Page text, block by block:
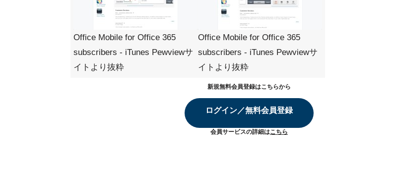
Office Mobile for Office 365
subscribers - iTunes Pewviewサ
イトより抜粋
Office Mobile for Office 365
subscribers - iTunes Pewviewサ
イトより抜粋
新規無料会員登録はこちらから
ログイン／無料会員登録
会員サービスの詳細はこちら